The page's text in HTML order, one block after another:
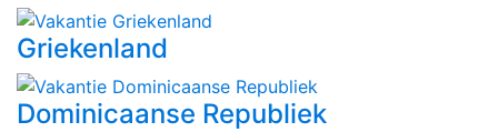
Griekenland
Dominicaanse Republiek